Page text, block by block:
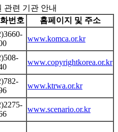
관련 기관 안내
번호
홈페이지 및 주소
www.komca.or.kr
www.copyrightkorea.or.kr
www.ktrwa.or.kr
www.scenario.or.kr